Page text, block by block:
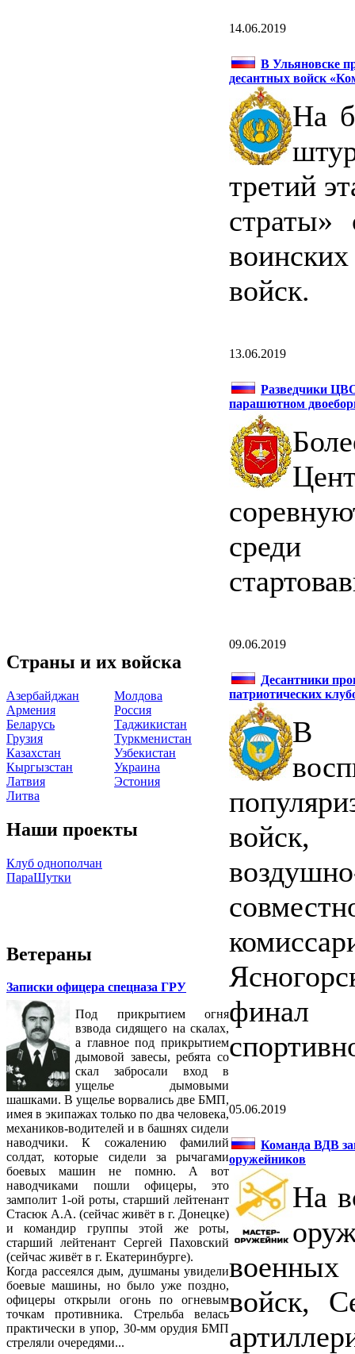
Страны и их войска
Азербайджан
Армения
Беларусь
Грузия
Казахстан
Кыргызстан
Латвия
Литва
Молдова
Россия
Таджикистан
Туркменистан
Узбекистан
Украина
Эстония
Наши проекты
Клуб однополчан
ПараШутки
Ветераны
Записки офицера спецназа ГРУ
Под прикрытием огня
взвода сидящего на скалах,
а главное под прикрытием
дымовой завесы, ребята со
скал забросали вход в
ущелье дымовыми
шашками. В ущелье ворвались две БМП,
имея в экипажах только по два человека,
механиков-водителей и в башнях сидели
наводчики. К сожалению фамилий
солдат, которые сидели за рычагами
боевых машин не помню. А вот
наводчиками пошли офицеры, это
замполит 1-ой роты, старший лейтенант
Стасюк А.А. (сейчас живёт в г. Донецке)
и командир группы этой же роты,
старший лейтенант Сергей Паховский
(сейчас живёт в г. Екатеринбурге).
Когда рассеялся дым, душманы увидели
боевые машины, но было уже поздно,
офицеры открыли огонь по огневым
точкам противника. Стрельба велась
практически в упор, 30-мм орудия БМП
стреляли очередями...
14.06.2019
В Ульяновске
десантных войск
На
третий
страты»
войск.
13.06.2019
Разведчики
парашютном
среди
09.06.2019
Десантники
патриотических
В
войск,
финал
05.06.2019
Команда ВДВ
оружейников
На
военных
войск,